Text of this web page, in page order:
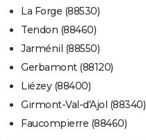
La Forge (88530)
Tendon (88460)
Jarménil (88550)
Gerbamont (88120)
Liézey (88400)
Girmont-Val-d'Ajol (88340)
Faucompierre (88460)